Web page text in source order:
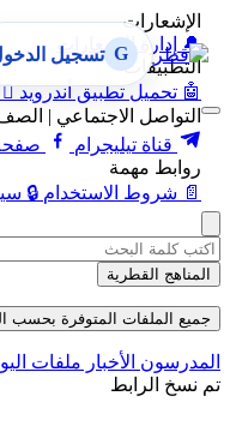
الإشعارات
🔔 إدارة الإشعارات
التطبيقات
🤖 تحميل تطبيق أندرويد 
التواصل الاجتماعي |
قناة تيليجرام
روابط مهمة
📄 شروط الاستخدام 🔒
G تسجيل
المناهج القطرية
جميع الملفات المتوفرة بحسب
المدرسون الأخبار ملفات
تم نسخ الرابط